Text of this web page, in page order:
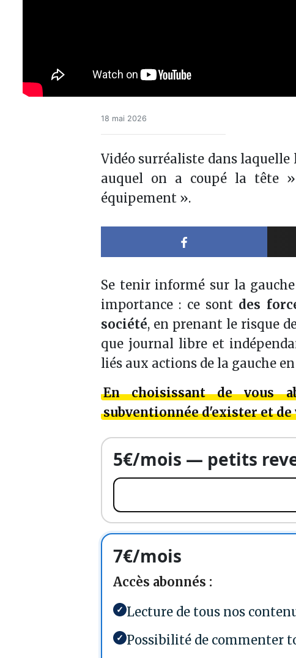
18 mai 2026
Vidéo surréaliste dans laquelle
auquel on a coupé la tête
équipement ».
Partager sur
Se tenir informé sur la
importance : ce sont des
société, en prenant le risque
que journal libre et
liés aux actions de la gauche en
En choisissant de vous
subventionnée d'exister et
5€/mois — petits
7€/mois
Accès abonnés :
✓ Lecture de tous nos
✓ Possibilité de commenter